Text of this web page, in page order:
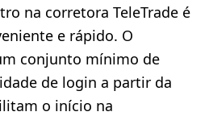
na corretora TeleTrade é
e rápido. O
conjunto mínimo de
de login a partir da
o início na